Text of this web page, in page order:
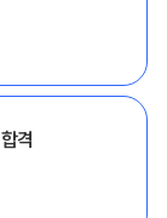
합격